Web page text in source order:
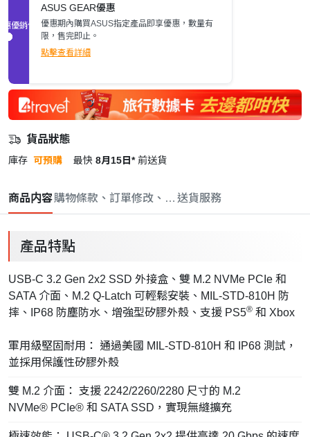
促銷優惠
ASUS GEAR優惠
優惠期內購買ASUS指定產品即享優惠，數量有
限，售完即止。
點擊查看詳細
貨品狀態
庫存 可預購 最快 8月15日* 前送貨
商品内容購物條款、訂單修改、取消與退款政策
送貨服務
產品特點
USB-C 3.2 Gen 2x2 SSD 外接盒、雙 M.2 NVMe PCIe 和
SATA 介面、M.2 Q-Latch 可輕鬆安裝、MIL-STD-810H 防
摔、IP68 防塵防水、增強型矽膠外殼、支援 PS5® 和 Xbox
軍用級堅固耐用： 通過美國 MIL-STD-810H 和 IP68 測試，
並採用保護性矽膠外殼
雙 M.2 介面： 支援 2242/2260/2280 尺寸的 M.2
NVMe® PCIe® 和 SATA SSD，實現無縫擴充